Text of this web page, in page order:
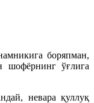
боряпман,
шофёрнинг ўғлига
невара қуллуқ